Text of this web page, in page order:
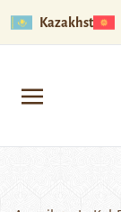
Kazakhstan